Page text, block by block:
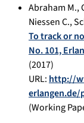
Abraham M.,
Niessen C.,
To track or
No. 101,
(2017)
URL: http://
(Working